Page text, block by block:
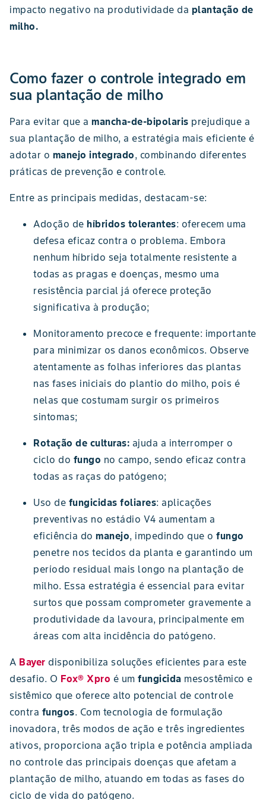
impacto negativo na produtividade da plantação de
milho.
Como fazer o controle integrado em
sua plantação de milho
Para evitar que a mancha-de-bipolaris prejudique a
sua plantação de milho, a estratégia mais eficiente é
adotar o manejo integrado, combinando diferentes
práticas de prevenção e controle.
Entre as principais medidas, destacam-se:
Adoção de híbridos tolerantes: oferecem uma
defesa eficaz contra o problema. Embora
nenhum híbrido seja totalmente resistente a
todas as pragas e doenças, mesmo uma
resistência parcial já oferece proteção
significativa à produção;
Monitoramento precoce e frequente: importante
para minimizar os danos econômicos. Observe
atentamente as folhas inferiores das plantas
nas fases iniciais do plantio do milho, pois é
nelas que costumam surgir os primeiros
sintomas;
Rotação de culturas: ajuda a interromper o
ciclo do fungo no campo, sendo eficaz contra
todas as raças do patógeno;
Uso de fungicidas foliares: aplicações
preventivas no estádio V4 aumentam a
eficiência do manejo, impedindo que o fungo
penetre nos tecidos da planta e garantindo um
período residual mais longo na plantação de
milho. Essa estratégia é essencial para evitar
surtos que possam comprometer gravemente a
produtividade da lavoura, principalmente em
áreas com alta incidência do patógeno.
A Bayer disponibiliza soluções eficientes para este
desafio. O Fox® Xpro é um fungicida mesostêmico e
sistêmico que oferece alto potencial de controle
contra fungos. Com tecnologia de formulação
inovadora, três modos de ação e três ingredientes
ativos, proporciona ação tripla e potência ampliada
no controle das principais doenças que afetam a
plantação de milho, atuando em todas as fases do
ciclo de vida do patógeno.